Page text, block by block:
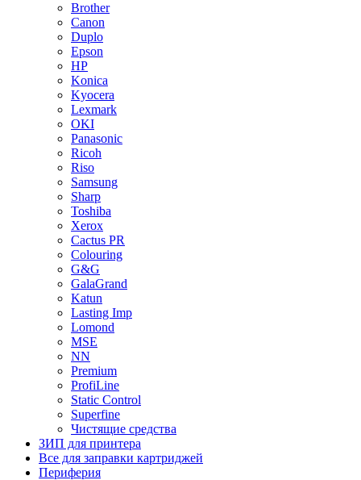
Brother
Canon
Duplo
Epson
HP
Konica
Kyocera
Lexmark
OKI
Panasonic
Ricoh
Riso
Samsung
Sharp
Toshiba
Xerox
Cactus PR
Colouring
G&G
GalaGrand
Katun
Lasting Imp
Lomond
MSE
NN
Premium
ProfiLine
Static Control
Superfine
Чистящие средства
ЗИП для принтера
Все для заправки картриджей
Периферия